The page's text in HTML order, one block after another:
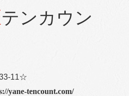
テンカウン
11☆
yane-tencount.com/